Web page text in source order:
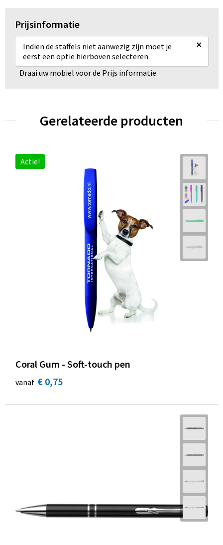
Prijsinformatie
Indien de staffels niet aanwezig zijn moet je
eerst een optie hierboven selecteren
×
Draai uw mobiel voor de Prijs informatie
Gerelateerde producten
Actie!
Coral Gum - Soft-touch pen
vanaf € 0,75